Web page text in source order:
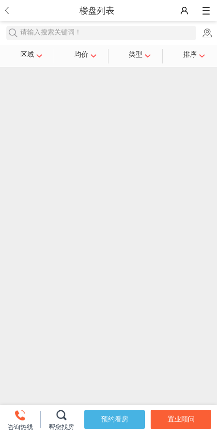
楼盘列表
请输入搜索关键词！
区域 均价 类型 排序
咨询热线 帮您找房
预约看房 置业顾问